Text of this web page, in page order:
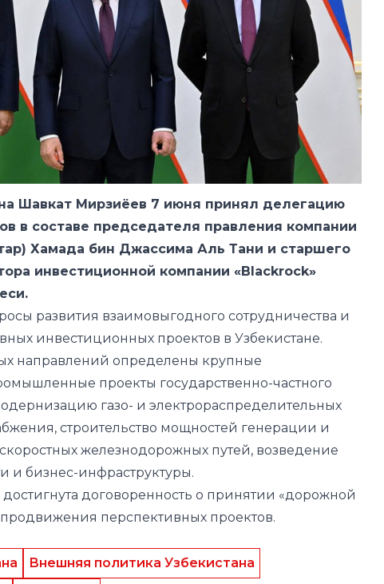
Шавкат Мирзиёев 7 июня принял делегацию
в составе председателя правления компании
Хамада бин Джассима Аль Тани и старшего
инвестиционной компании «Blackrock»
развития взаимовыгодного сотрудничества и
инвестиционных проектов в Узбекистане.
направлений определены крупные
проекты государственно-частного
газо- и электрораспределительных
строительство мощностей генерации и
железнодорожных путей, возведение
и бизнес-инфраструктуры.
договоренность о принятии «дорожной
перспективных проектов.
Внешняя политика Узбекистана